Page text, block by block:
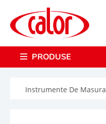
PRODUSE
Instrumente De Masura